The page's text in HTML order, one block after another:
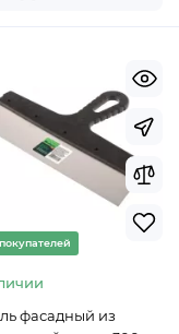
фасадный из